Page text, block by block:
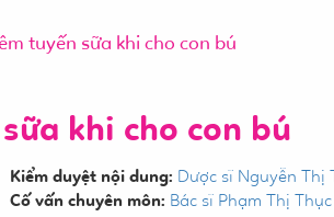
tuyến sữa khi cho con bú
khi cho con bú
Kiểm duyệt nội dung: Dược sĩ Nguyễn Thị
Cố vấn chuyên môn: Bác sĩ Phạm Thị Thục